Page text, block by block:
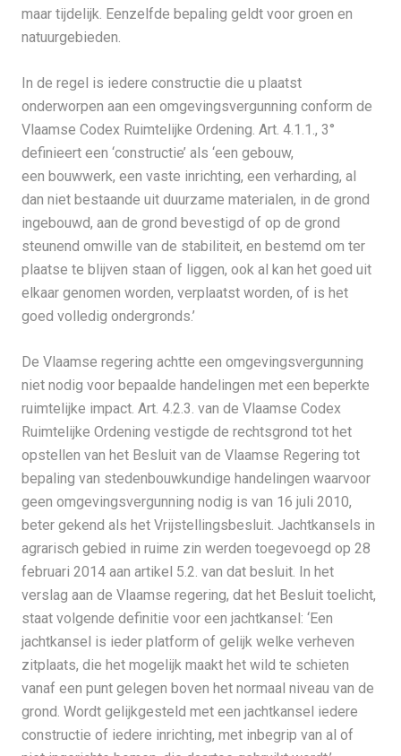
maar tijdelijk. Eenzelfde bepaling geldt voor groen en
natuurgebieden.
In de regel is iedere constructie die u plaatst
onderworpen aan een omgevingsvergunning conform de
Vlaamse Codex Ruimtelijke Ordening. Art. 4.1.1., 3°
definieert een ‘constructie’ als ‘een gebouw,
een bouwwerk, een vaste inrichting, een verharding, al
dan niet bestaande uit duurzame materialen, in de grond
ingebouwd, aan de grond bevestigd of op de grond
steunend omwille van de stabiliteit, en bestemd om ter
plaatse te blijven staan of liggen, ook al kan het goed uit
elkaar genomen worden, verplaatst worden, of is het
goed volledig ondergronds.’
De Vlaamse regering achtte een omgevingsvergunning
niet nodig voor bepaalde handelingen met een beperkte
ruimtelijke impact. Art. 4.2.3. van de Vlaamse Codex
Ruimtelijke Ordening vestigde de rechtsgrond tot het
opstellen van het Besluit van de Vlaamse Regering tot
bepaling van stedenbouwkundige handelingen waarvoor
geen omgevingsvergunning nodig is van 16 juli 2010,
beter gekend als het Vrijstellingsbesluit. Jachtkansels in
agrarisch gebied in ruime zin werden toegevoegd op 28
februari 2014 aan artikel 5.2. van dat besluit. In het
verslag aan de Vlaamse regering, dat het Besluit toelicht,
staat volgende definitie voor een jachtkansel: ‘Een
jachtkansel is ieder platform of gelijk welke verheven
zitplaats, die het mogelijk maakt het wild te schieten
vanaf een punt gelegen boven het normaal niveau van de
grond. Wordt gelijkgesteld met een jachtkansel iedere
constructie of iedere inrichting, met inbegrip van al of